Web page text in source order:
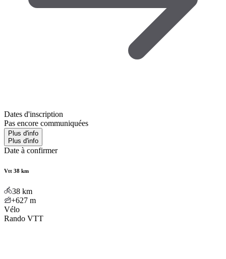
Dates d'inscription
Pas encore communiquées
Plus d'info
Plus d'info
Date à confirmer
Vtt 38 km
38 km
+627 m
Vélo
Rando VTT